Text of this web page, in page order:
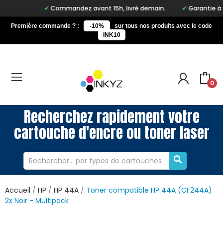
Commandez avant 15h, livré demain. Garantie à
Première commande ? : -10%
sur tous nos produits avec le code
INK10
0
Recherchez rapidement votre
cartouche d'encre ou toner laser
Accueil HP HP 44A
Toner compatible HP 44A (CF244A)
2x Noir - Multipack